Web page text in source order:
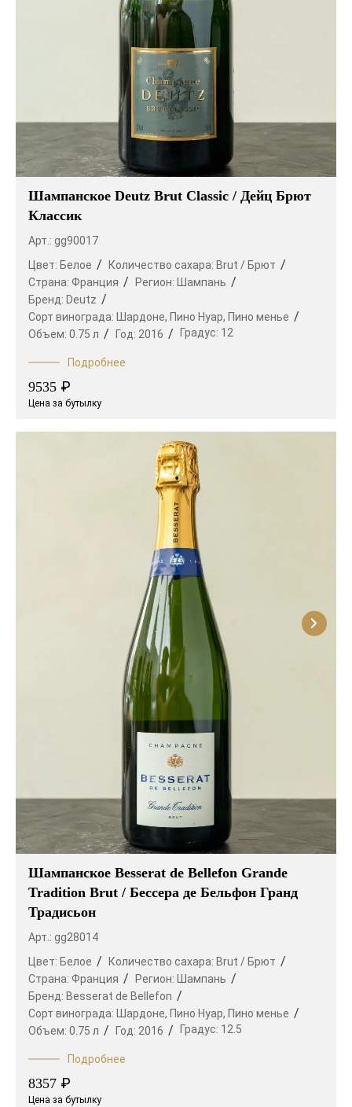
Шампанское Deutz Brut Classic / Дейц Брют
Классик
Арт.: gg90017
Цвет: Белое Количество сахара: Brut / Брют
Страна: Франция Регион: Шампань
Бренд: Deutz
Сорт винограда: Шардоне, Пино Нуар, Пино менье
Объем: 0.75 л Год: 2016 Градус: 12
Подробнее
9535 ₽
Цена за бутылку
Шампанское Besserat de Bellefon Grande
Tradition Brut / Бессера де Бельфон Гранд
Традисьон
Арт.: gg28014
Цвет: Белое Количество сахара: Brut / Брют
Страна: Франция Регион:
Шампань
Бренд: Besserat de Bellefon
Сорт винограда:
Шардоне, Пино Нуар, Пино менье
Объем: 0.75 л Год: 2016 Градус: 12.5
Подробнее
8357 ₽
Цена за бутылку